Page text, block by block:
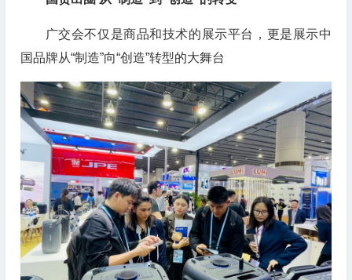
广交会不仅是商品和技术的展示平台，更是展示中
国品牌从“制造”向“创造”转型的大舞台